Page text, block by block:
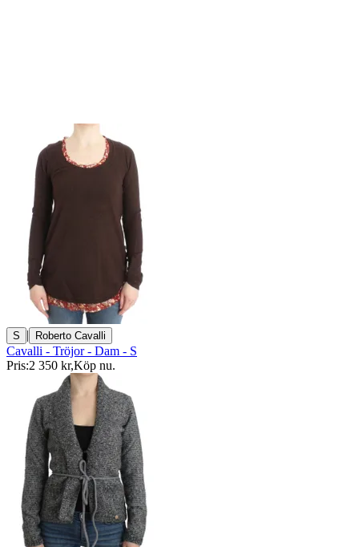
S | Roberto Cavalli
Cavalli - Tröjor - Dam - S
Pris:2 350 kr,Köp nu.